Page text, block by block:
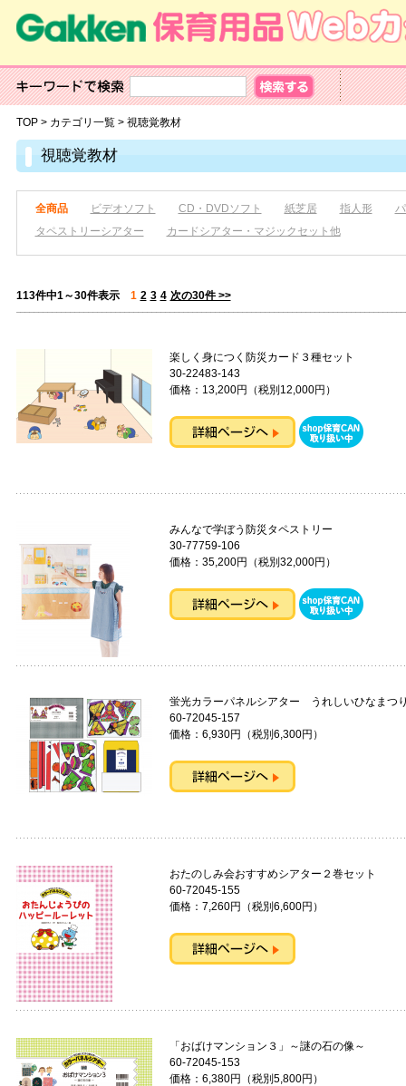
TOP> カテゴリ一覧> 視聴覚教材
視聴覚教材
全商品 ビデオソフト CD・DVDソフト 紙芝居 指人形
タペストリーシアター
カードシアター・マジックセット他
113件中1～30件表示 1 2 3 4 次の30件 >>
楽しく身につく防災カード３種セット
30-22483-143
価格：13,200円（税別12,000円）
みんなで学ぼう防災タペストリー
30-77759-106
価格：35,200円（税別32,000円）
蛍光カラーパネルシアター うれしいひな
60-72045-157
価格：6,930円（税別6,300円）
おたのしみ会おすすめシアター２巻セ
60-72045-155
価格：7,260円（税別6,600円）
「おばけマンション３」～謎の石の
60-72045-153
価格：6,380円（税別5,800円）